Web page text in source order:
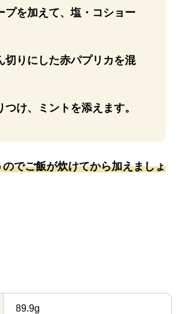
プを加えて、塩・コショー
切りにした赤パプリカを混
け、ミントを添えます。
でご飯が炊けてから加えましょ
89.9g